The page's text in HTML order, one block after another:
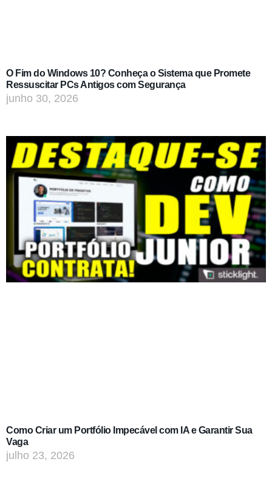
O Fim do Windows 10? Conheça o Sistema que Promete
Ressuscitar PCs Antigos com Segurança
junho 30, 2026
Como Criar um Portfólio Impecável com IA e Garantir Sua
Vaga
julho 23, 2026